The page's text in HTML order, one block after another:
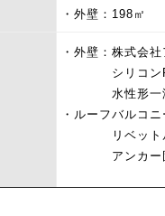
・外壁：
・外壁：株式会
シリコン
水性形一液外
・ルーフバルコ
リベットル
アンカー固